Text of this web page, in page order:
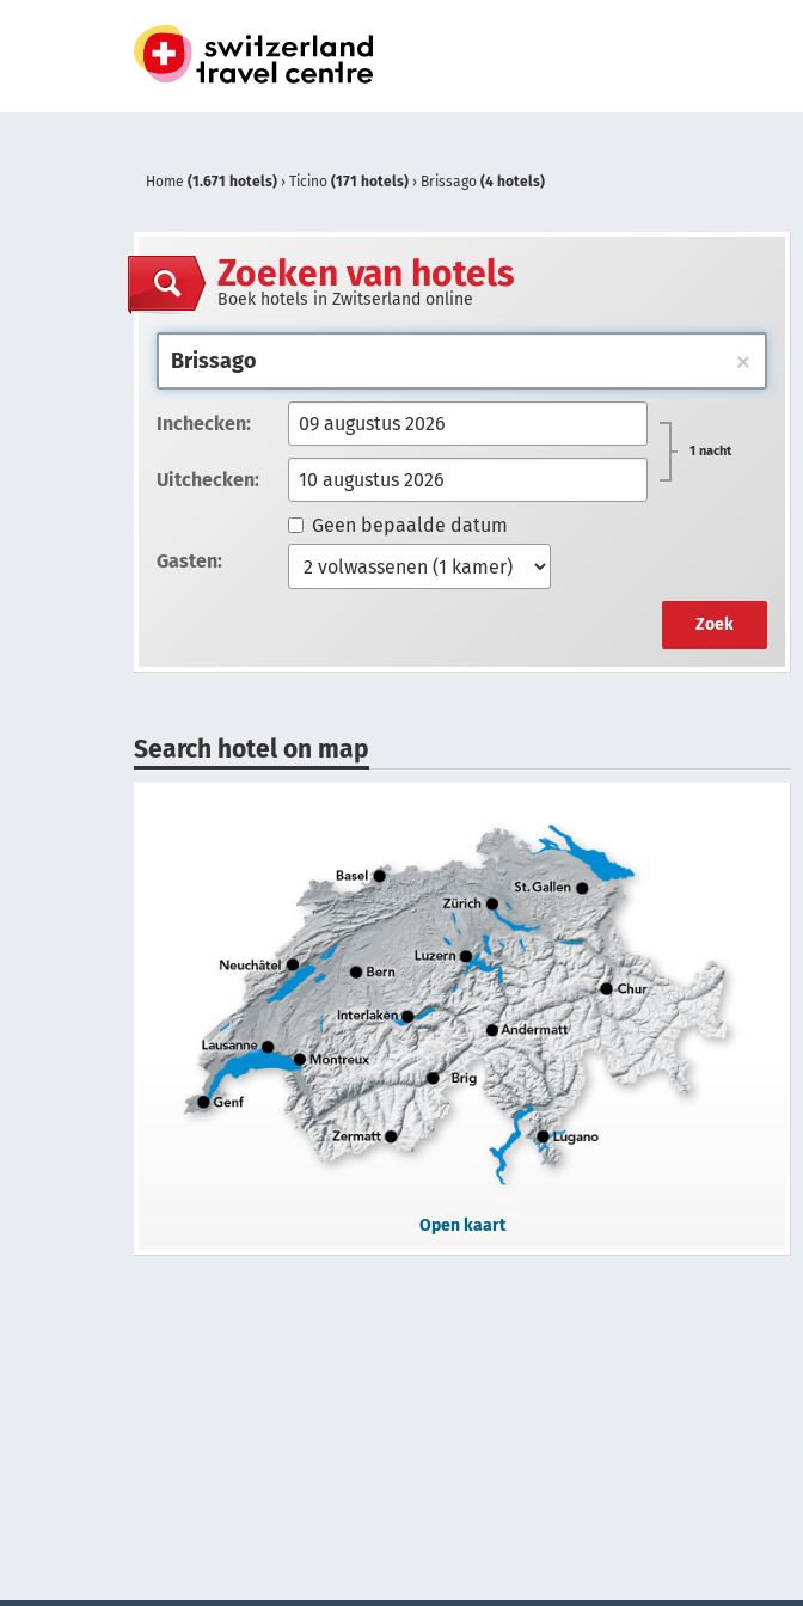
Home (1.671 hotels) › Ticino (171 hotels) › Brissago (4 hotels)
Zoeken van hotels
Boek hotels in Zwitserland online
Inchecken:
Uitchecken:
1 nacht
Geen bepaalde datum
Gasten:
Zoek
Search hotel on map
Open kaart